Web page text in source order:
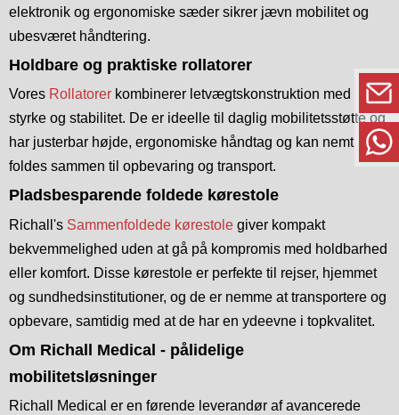
elektronik og ergonomiske sæder sikrer jævn mobilitet og
ubesværet håndtering.
Holdbare og praktiske rollatorer
Vores Rollatorer kombinerer letvægtskonstruktion med
styrke og stabilitet. De er ideelle til daglig mobilitetsstøtte og
har justerbar højde, ergonomiske håndtag og kan nemt
foldes sammen til opbevaring og transport.
Pladsbesparende foldede kørestole
Richall's Sammenfoldede kørestole giver kompakt
bekvemmelighed uden at gå på kompromis med holdbarhed
eller komfort. Disse kørestole er perfekte til rejser, hjemmet
og sundhedsinstitutioner, og de er nemme at transportere og
opbevare, samtidig med at de har en ydeevne i topkvalitet.
Om Richall Medical - pålidelige
mobilitetsløsninger
Richall Medical er en førende leverandør af avancerede